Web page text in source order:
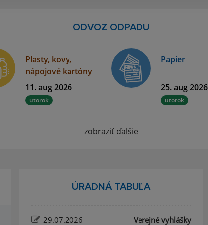
ODVOZ ODPADU
Plasty, kovy,
nápojové kartóny
11. aug 2026
utorok
Papier
25. aug 2026
utorok
zobraziť ďalšie
ÚRADNÁ TABUĽA
29.07.2026 Verejné vyhlášky